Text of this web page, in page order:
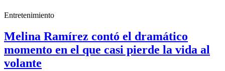
Entretenimiento
Melina Ramírez contó el dramático
momento en el que casi pierde la vida al
volante